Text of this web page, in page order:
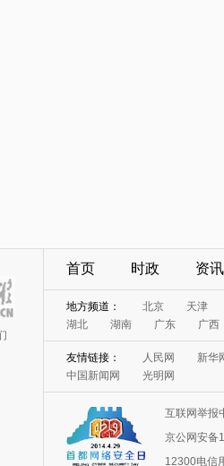
首页 时政 资讯
地方频道： 北京 天津
湖北
湖南 广东 广西
友情链接： 人民网 新华
中国新闻网
光明网
互联网举报
京公网安备
12300电信